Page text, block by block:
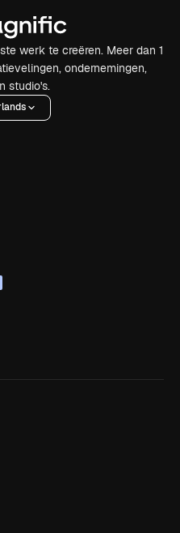
werk te creëren. Meer dan 1
ondernemingen,
studio's.